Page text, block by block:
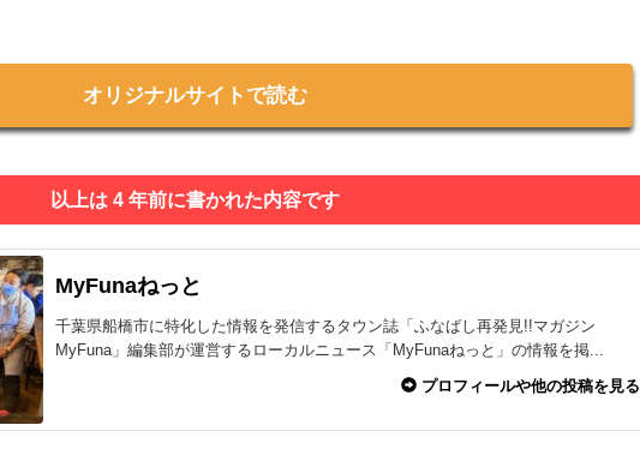
オリジナルサイトで読む
以上は 4 年前に書かれた内容です
MyFunaねっと
千葉県船橋市に特化した情報を発信するタウン誌「ふなばし再発見!!マガジン
MyFuna」編集部が運営するローカルニュース「MyFunaねっと」の情報を掲...
プロフィールや他の投稿を見る